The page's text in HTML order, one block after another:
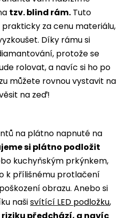
tzv. blind rám. Tuto
za cenu materiálu,
Díky rámu si
protože se
rolovat, a navíc si ho po
můžete rovnou vystavit na
na zeď!
na plátno napnuté na
si plátno podložit
kuchyňským prkýnkem,
k přílišnému protlačení
obrazu. Anebo si
našisvítící LED podložku,